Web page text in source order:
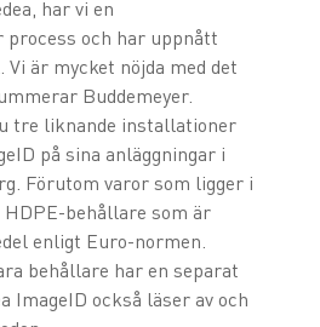
har vi en
process och har uppnått
är mycket nöjda med det
Buddemeyer.
tre liknande installationer
på sina anläggningar i
Förutom varor som ligger i
HDPE-behållare som är
enligt Euro-normen.
behållare har en separat
ImageID också läser av och